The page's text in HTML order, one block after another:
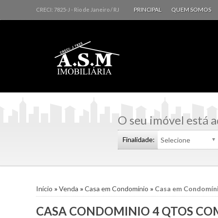
CRECI: 7825-J - Rio de Janeiro / RJ PRINCIPAL QUEM SOMOS
O seu imóvel está
Finalidade:
Início » Venda » Casa em Condomínio » Casa em
CASA CONDOMINIO 4 QTOS